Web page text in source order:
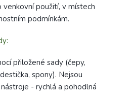
použití, v místech
podmínkám.
přiložené sady (čepy,
spony). Nejsou
- rychlá a pohodlná